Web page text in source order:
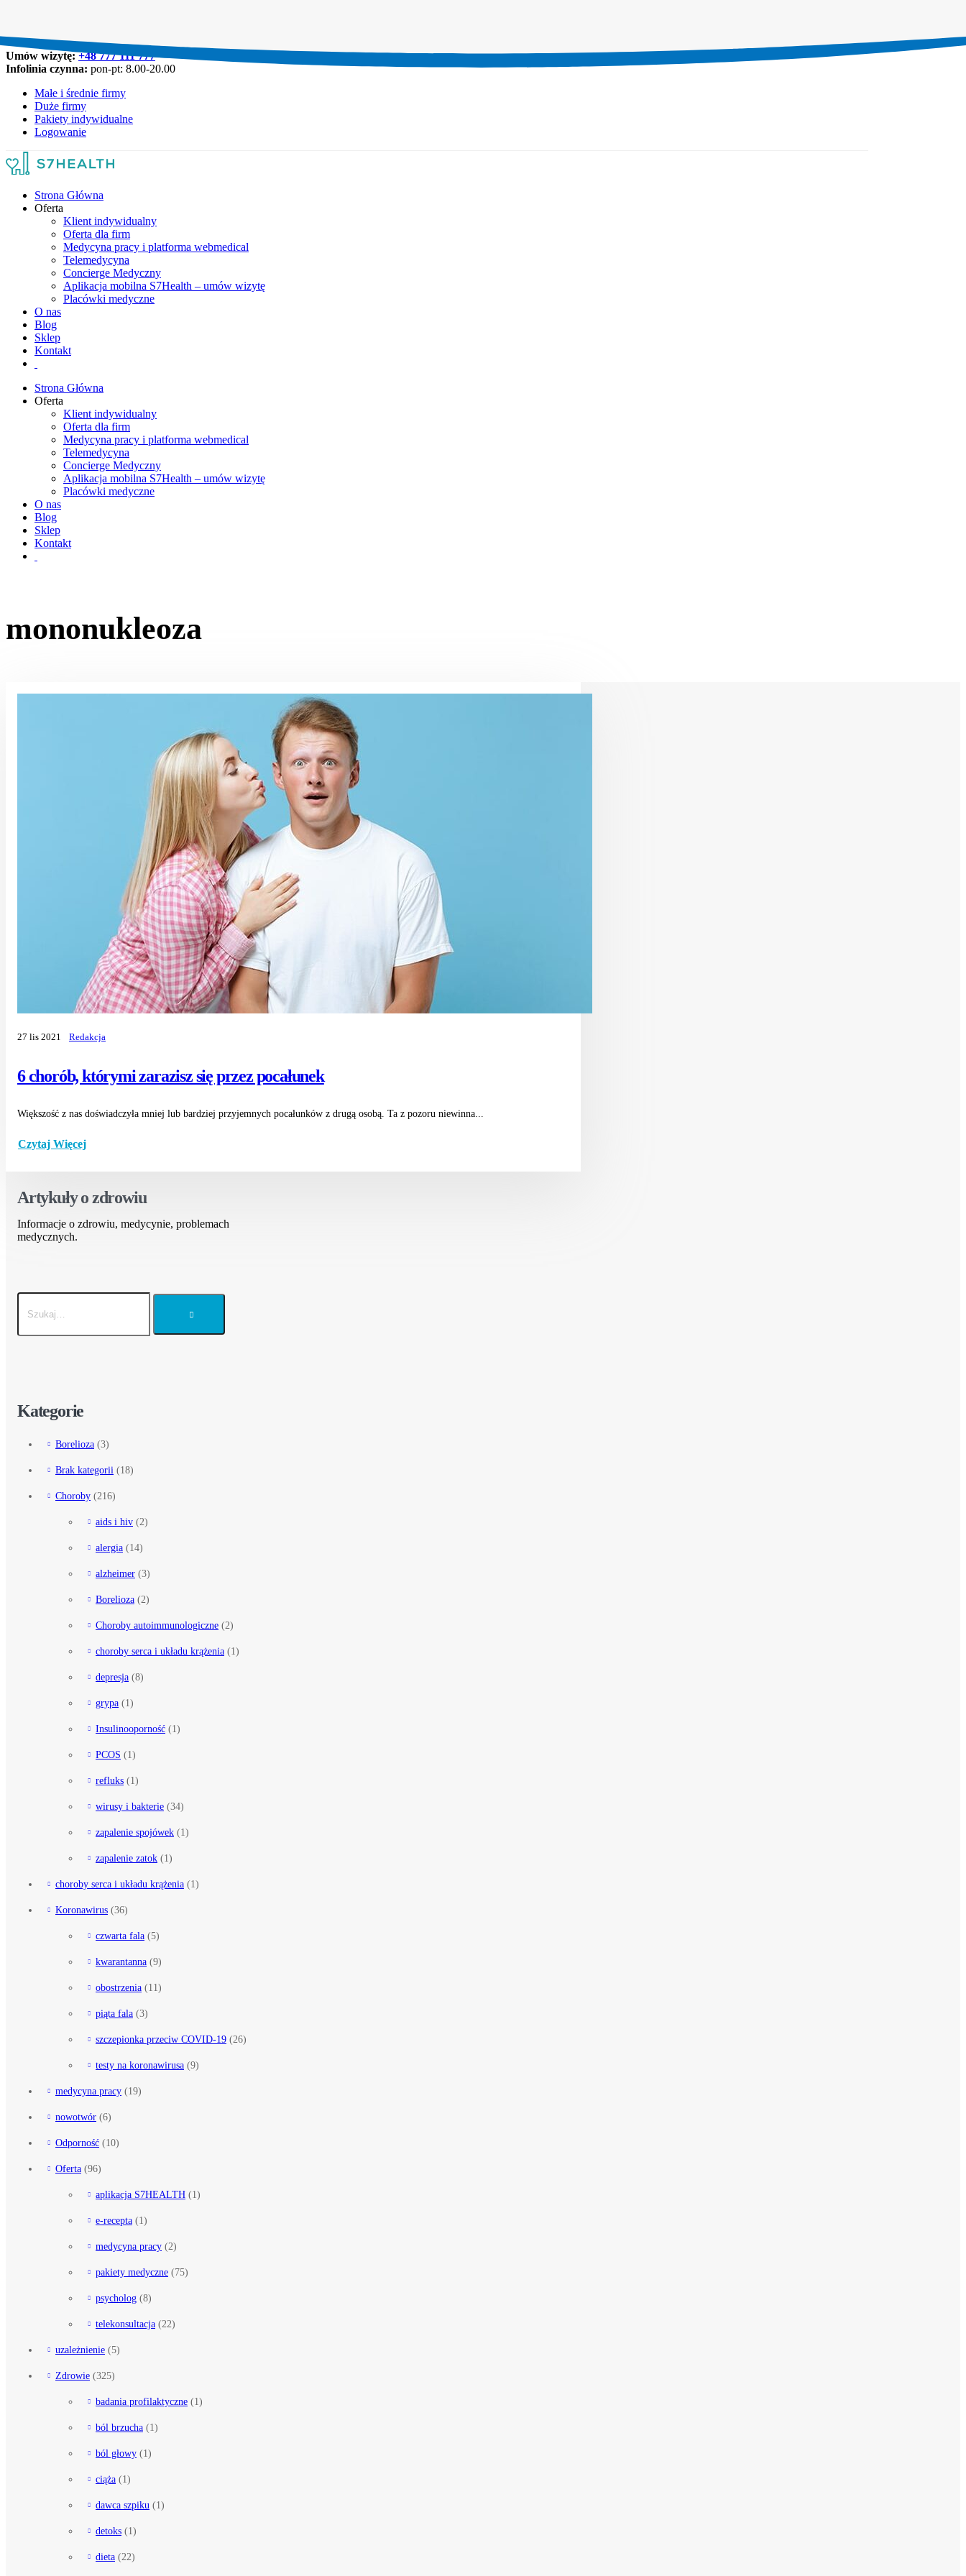
Umów wizytę:+48 777 111 777
Infolinia czynna: pon-pt: 8.00-20.00
Małe i średnie firmy
Duże firmy
Pakiety indywidualne
Logowanie
Strona Główna
Oferta
Klient indywidualny
Oferta dla firm
Medycyna pracy i platforma webmedical
Telemedycyna
Concierge Medyczny
Aplikacja mobilna S7Health – umów wizytę
Placówki medyczne
O nas
Blog
Sklep
Kontakt
Strona Główna
Oferta
Klient indywidualny
Oferta dla firm
Medycyna pracy i platforma webmedical
Telemedycyna
Concierge Medyczny
Aplikacja mobilna S7Health – umów wizytę
Placówki medyczne
O nas
Blog
Sklep
Kontakt
mononukleoza
6 chorób, którymi zarazisz się przez pocałunek
27 lis 2021 Redakcja
Większość z nas doświadczyła mniej lub bardziej przyjemnych pocałunków z drugą osobą. Ta z pozoru niewinna...
Czytaj Więcej
Artykuły o zdrowiu
Informacje o zdrowiu, medycynie, problemach
medycznych.
Kategorie
Borelioza (3)
Brak kategorii (18)
Choroby (216)
aids i hiv (2)
alergia (14)
alzheimer (3)
Borelioza (2)
Choroby autoimmunologiczne (2)
choroby serca i układu krążenia (1)
depresja (8)
grypa (1)
Insulinooporność (1)
PCOS (1)
refluks (1)
wirusy i bakterie (34)
zapalenie spojówek (1)
zapalenie zatok (1)
choroby serca i układu krążenia (1)
Koronawirus (36)
czwarta fala (5)
kwarantanna (9)
obostrzenia (11)
piąta fala (3)
szczepionka przeciw COVID-19 (26)
testy na koronawirusa (9)
medycyna pracy (19)
nowotwór (6)
Odporność (10)
Oferta (96)
aplikacja S7HEALTH (1)
e-recepta (1)
medycyna pracy (2)
pakiety medyczne (75)
psycholog (8)
telekonsultacja (22)
uzależnienie (5)
Zdrowie (325)
badania profilaktyczne (1)
ból brzucha (1)
ból głowy (1)
ciąża (1)
dawca szpiku (1)
detoks (1)
dieta (22)